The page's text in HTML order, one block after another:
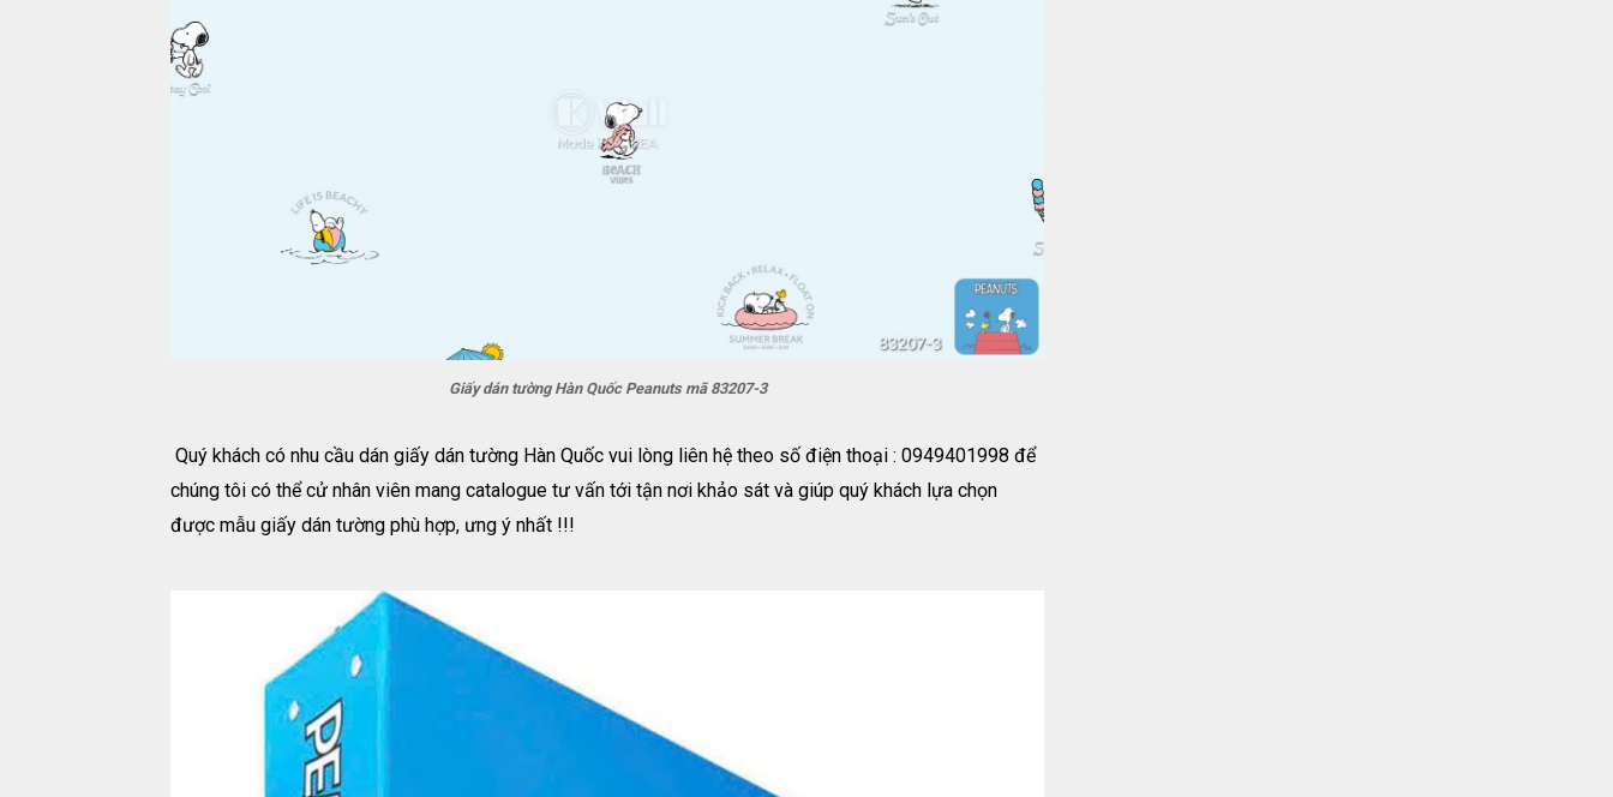
Giấy dán tường Hàn Quốc Peanuts mã 83207-3
Quý khách có nhu cầu dán giấy dán tường Hàn Quốc vui lòng liên hệ theo số điện thoại : 0949401998 để
chúng tôi có thể cử nhân viên mang catalogue tư vấn tới tận nơi khảo sát và giúp quý khách lựa chọn
được mẫu giấy dán tường phù hợp, ưng ý nhất !!!